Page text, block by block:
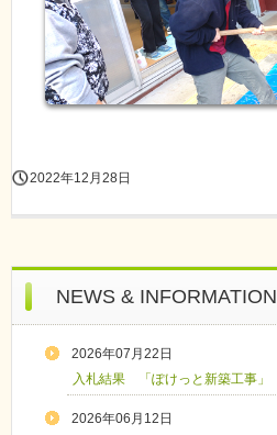
2022年12月28日
NEWS & INFORMATION
2026年07月22日
入札結果 「ぽけっと新築工事」
2026年06月12日